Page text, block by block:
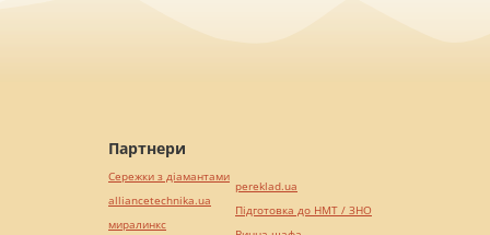
Партнери
Сережки з діамантами
alliancetechnika.ua
миралинкс
pereklad.ua
Підготовка до НМТ / ЗНО